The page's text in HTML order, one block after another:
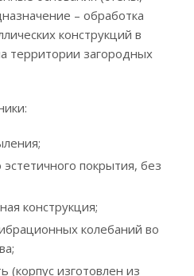
– обработка
конструкций в
территории загородных
покрытия, без
конструкция;
колебаний во
(корпус изготовлен из